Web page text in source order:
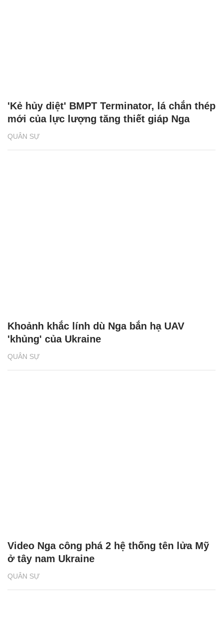
QUÂN SỰ
'Kẻ hủy diệt' BMPT Terminator, lá chắn thép
mới của lực lượng tăng thiết giáp Nga
QUÂN SỰ
Khoảnh khắc lính dù Nga bắn hạ UAV
'khủng' của Ukraine
QUÂN SỰ
Video Nga công phá 2 hệ thống tên lửa Mỹ
ở tây nam Ukraine